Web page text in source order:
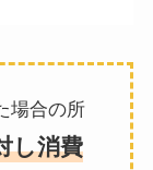
場合の所
し消費